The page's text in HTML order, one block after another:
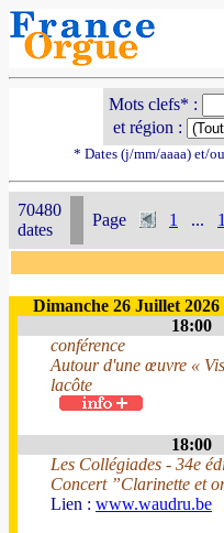
Mots clefs* :
et région :
* Dates (j/mm/aaaa) et/
70480
dates
Page 1 ...
Dimanche 26 Juillet 2026
18:00
conférence
Autour d'une œuvre «
lacôte
18:00
Les Collégiades - 34e
Concert ”Clarinette et
Lien : www.waudru.be